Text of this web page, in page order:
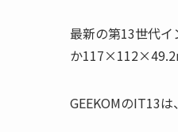
最新の第13世代
か
GEEKOMのIT13